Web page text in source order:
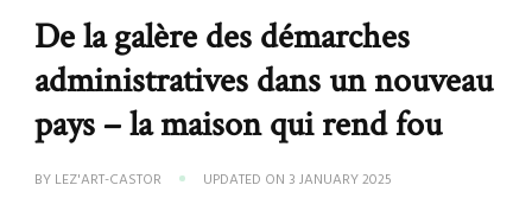
De la galère des démarches
administratives dans un nouveau
pays – la maison qui rend fou
BY LEZ'ART-CASTOR UPDATED ON 3 JANUARY 2025